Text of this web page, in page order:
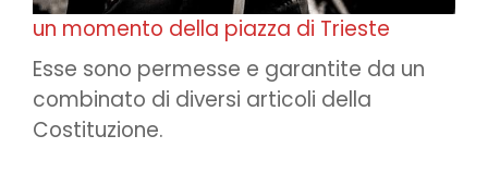
un momento della piazza di Trieste
Esse sono permesse e garantite da un
combinato di diversi articoli della
Costituzione.